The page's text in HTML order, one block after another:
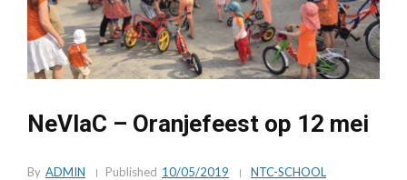
NeVlaC – Oranjefeest op 12 mei
By ADMIN Published 10/05/2019 NTC-SCHOOL